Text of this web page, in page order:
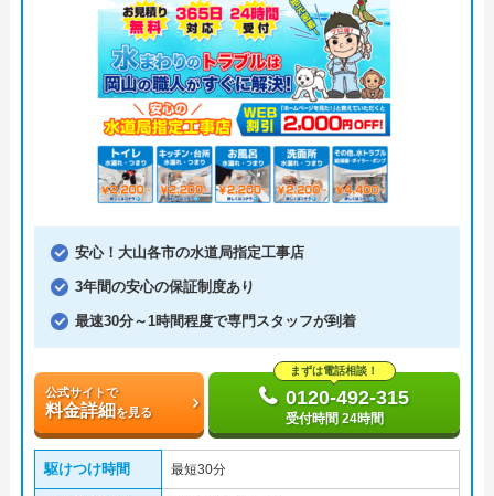
安心！大山各市の水道局指定工事店
3年間の安心の保証制度あり
最速30分～1時間程度で専門スタッフが到着
公式サイトで
料金詳細を見る
まずは電話相談！
0120-492-315
受付時間 24時間
駆けつけ時間 最短30分